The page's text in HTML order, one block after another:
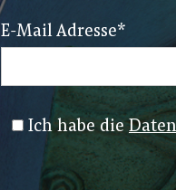
E-Mail Adresse*
Ich habe die